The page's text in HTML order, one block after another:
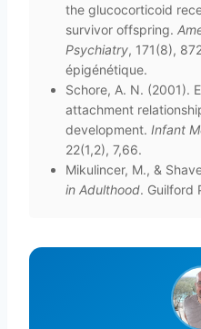
the glucocorticoid
survivor offspring.
Psychiatry, 171(8),
épigénétique.
Schore, A. N. (2001).
attachment
development. Infant
22(1,2), 7,66.
Mikulincer, M., &
in Adulthood. Guilford